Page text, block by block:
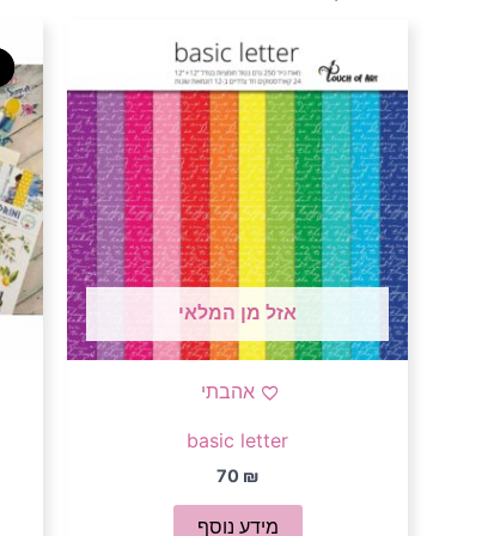
אזל מן המלאי
אהבתי
basic letter
70 ₪
מידע נוסף